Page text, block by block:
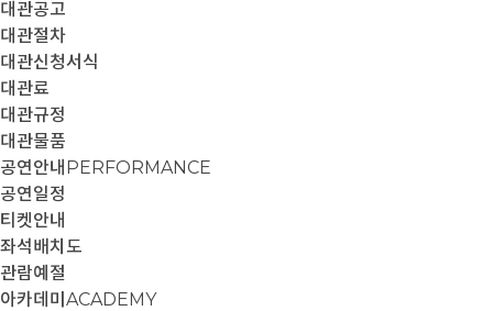
대관공고
대관절차
대관신청서식
대관료
대관규정
대관물품
공연안내 PERFORMANCE
공연일정
티켓안내
좌석배치도
관람예절
아카데미 ACADEMY